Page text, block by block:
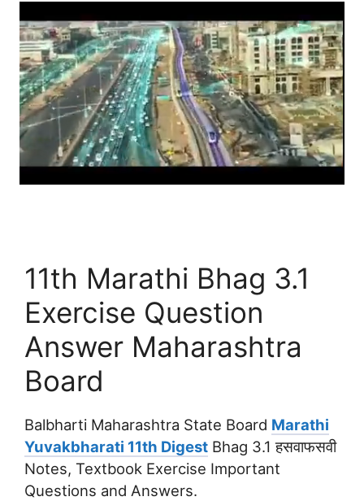
11th Marathi Bhag 3.1
Exercise Question
Answer Maharashtra
Board
Balbharti Maharashtra State Board Marathi
Yuvakbharati 11th Digest Bhag 3.1 हसवाफसवी
Notes, Textbook Exercise Important
Questions and Answers.